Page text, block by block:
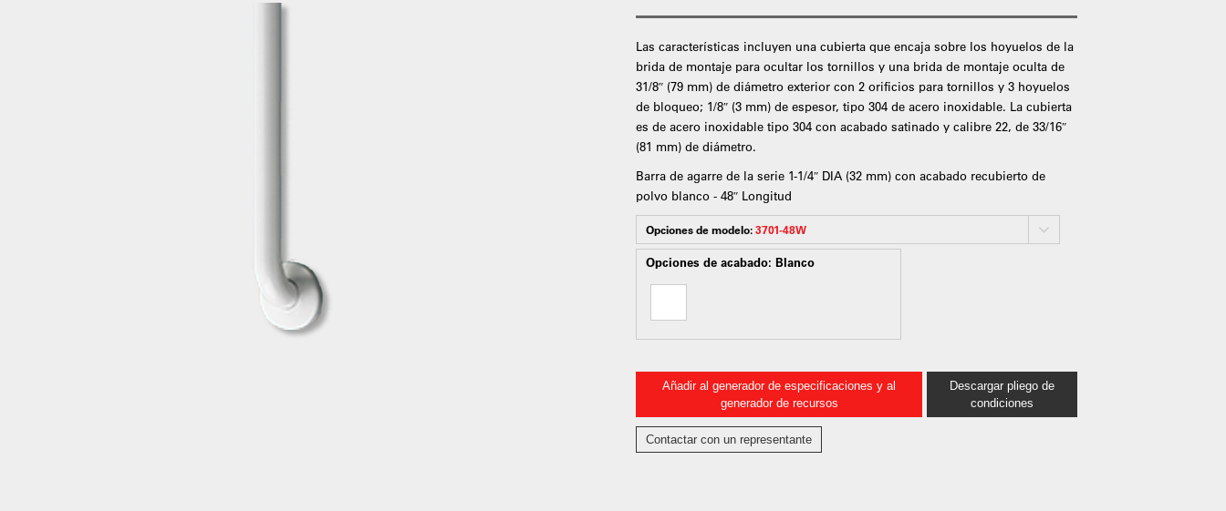
Las características incluyen una cubierta que encaja sobre los hoyuelos de la
brida de montaje para ocultar los tornillos y una brida de montaje oculta de
31/8″ (79 mm) de diámetro exterior con 2 orificios para tornillos y 3 hoyuelos
de bloqueo; 1/8″ (3 mm) de espesor, tipo 304 de acero inoxidable. La cubierta
es de acero inoxidable tipo 304 con acabado satinado y calibre 22, de 33/16″
(81 mm) de diámetro.
Barra de agarre de la serie 1-1/4″ DIA (32 mm) con acabado recubierto de
polvo blanco - 48″ Longitud
Opciones de modelo:3701-48W
Opciones de acabado:Blanco
Añadir al generador de especificaciones y al
generador de recursos
Descargar pliego de
condiciones
Contactar con un representante